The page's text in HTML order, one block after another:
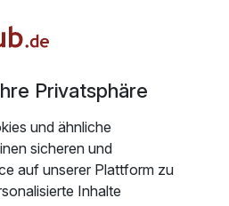
Trail begeben. In
Sie zudem Wanderwege für
von Klagenfurt in wenigen
die natürliche Schönheit der
Wir freuen uns darauf, Sie bei
Ihnen einen unvergesslichen
Privatsphäre
und ähnliche
sicheren und
auf unserer Plattform zu
Inhalte